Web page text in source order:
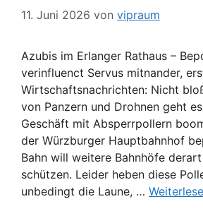
11. Juni 2026 von vipraum
Azubis im Erlanger Rathaus –
verinfluenct Servus mitnander,
Wirtschaftsnachrichten: Nicht
von Panzern und Drohnen geht
Geschäft mit Absperrpollern
der Würzburger Hauptbahnhof
Bahn will weitere Bahnhöfe
schützen. Leider heben diese
unbedingt die Laune, …